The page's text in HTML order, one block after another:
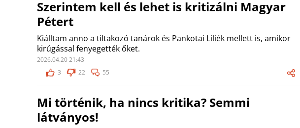
Szerintem kell és lehet is kritizálni Magyar
Pétert
Kiálltam anno a tiltakozó tanárok és Pankotai Liliék mellett is, amikor
kirúgással fenyegették őket.
2026.04.20 21:43
3
22 55
Mi történik, ha nincs kritika? Semmi
látványos!